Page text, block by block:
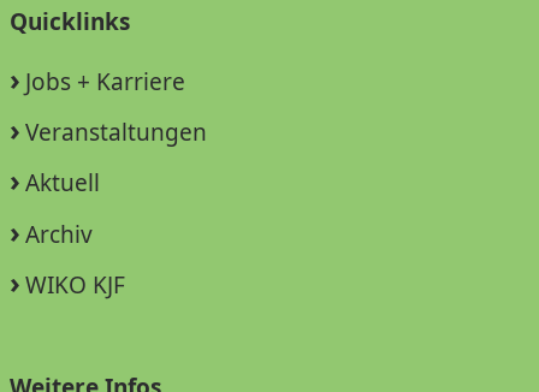
Quicklinks
Jobs + Karriere
Veranstaltungen
Aktuell
Archiv
WIKO KJF